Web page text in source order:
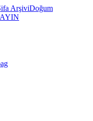
ArşiviDoğum